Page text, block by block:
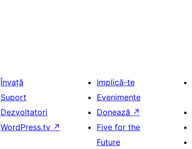
Învață
Suport
Dezvoltatori
WordPress.tv ↗
Implică-te
Evenimente
Donează ↗
Five for the
Future